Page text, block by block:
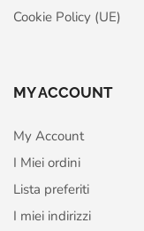
Cookie Policy (UE)
MY ACCOUNT
My Account
I Miei ordini
Lista preferiti
I miei indirizzi